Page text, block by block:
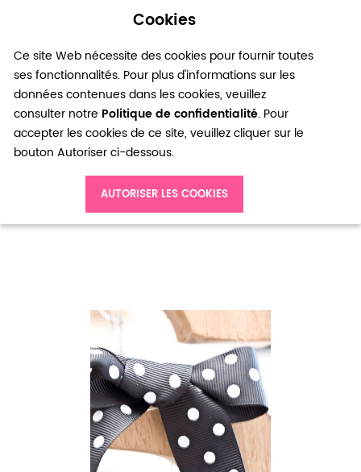
Cookies
Ce site Web nécessite des cookies pour fournir toutes
ses fonctionnalités. Pour plus d'informations sur les
données contenues dans les cookies, veuillez
consulter notre Politique de confidentialité. Pour
accepter les cookies de ce site, veuillez cliquer sur le
bouton Autoriser ci-dessous.
AUTORISER LES COOKIES
0
Ruban satin 25mm Strié Noir Points Blancs x 1m